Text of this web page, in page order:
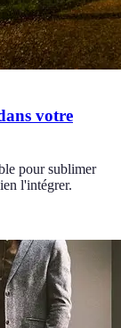
votre
pour sublimer
l'intégrer.